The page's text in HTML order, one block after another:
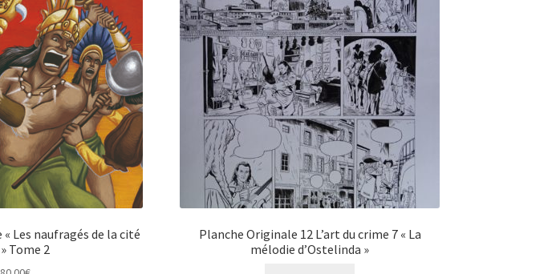
Les naufragés de la cité
Tome 2
Planche Originale 12 L’art du crime 7 « La
mélodie d’Ostelinda »